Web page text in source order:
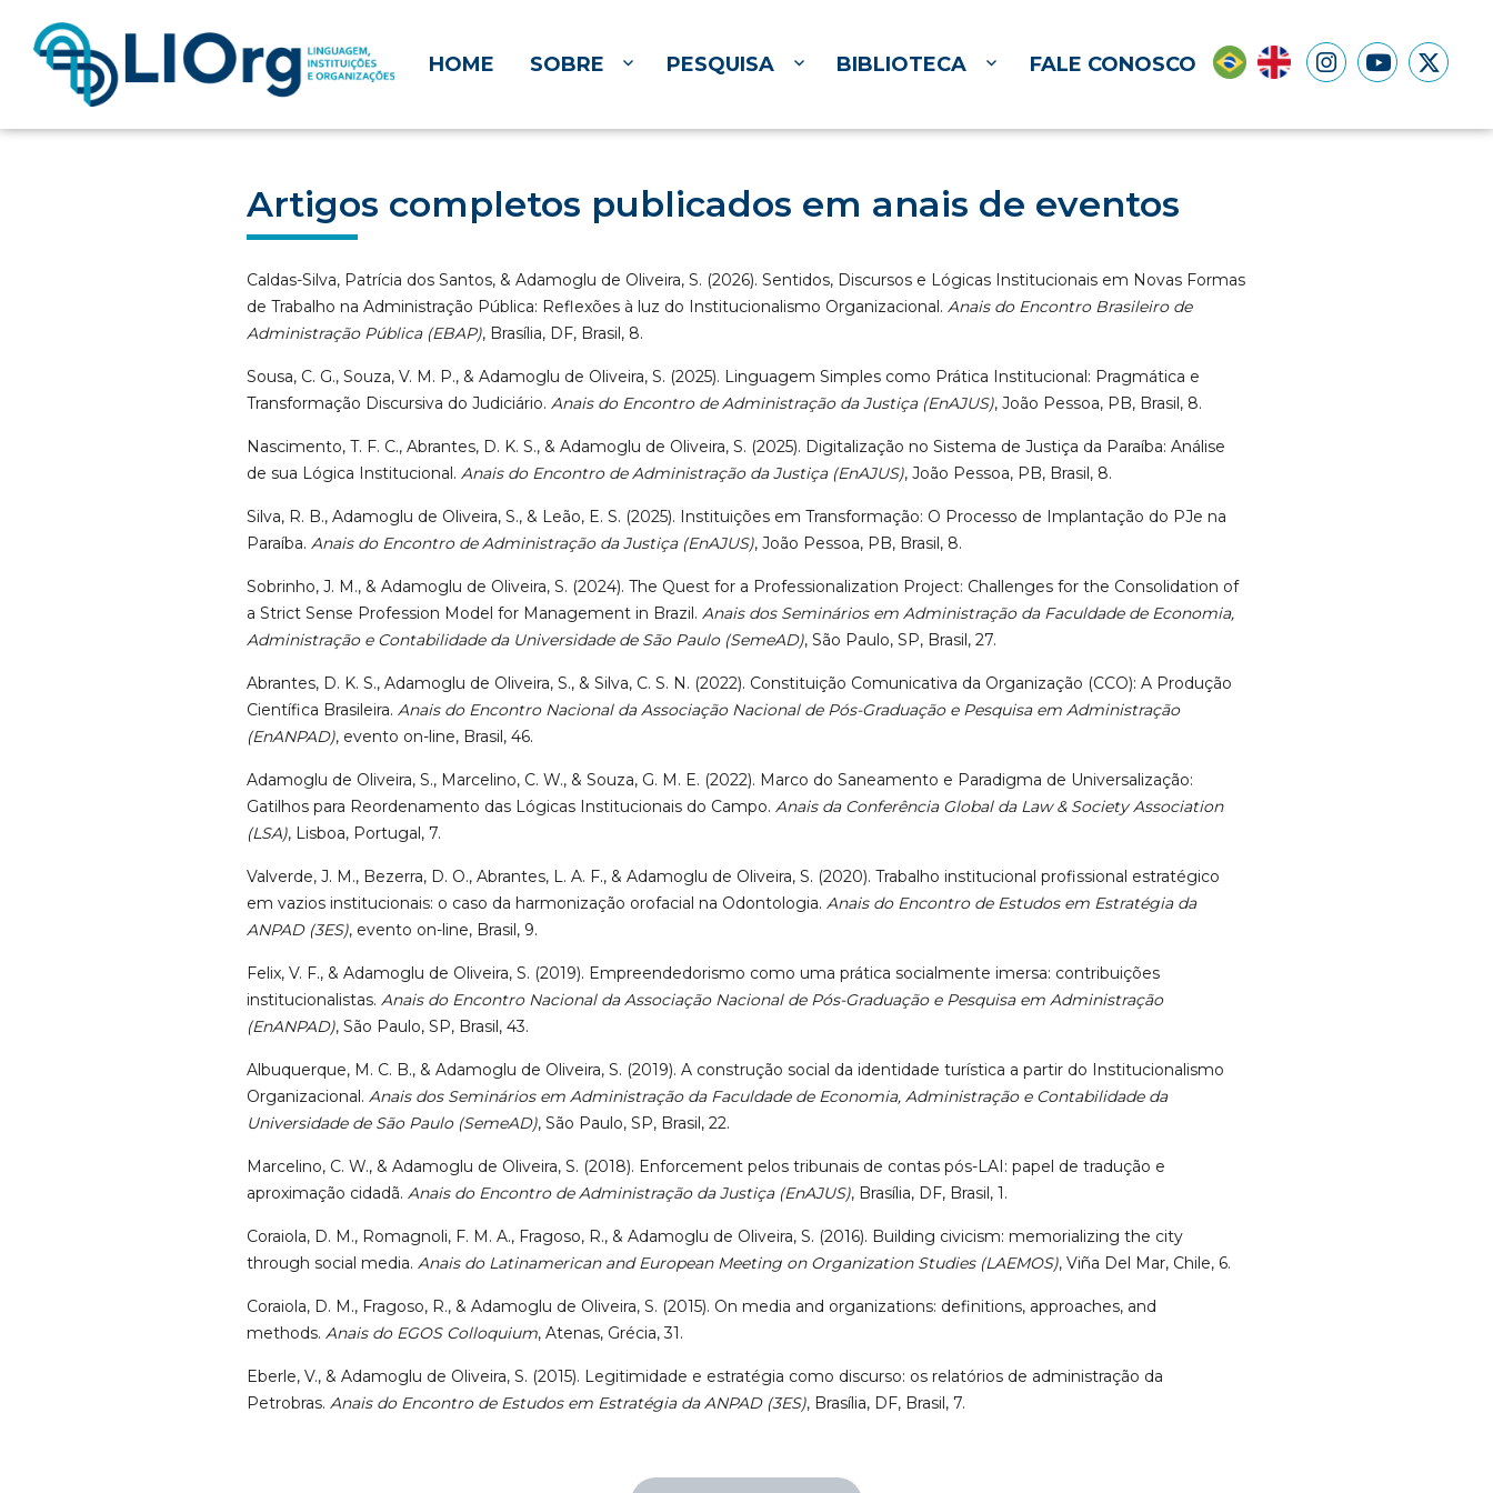
HOME SOBRE PESQUISA BIBLIOTECA FALE CONOSCO
Artigos completos publicados em anais de eventos
Caldas-Silva, Patrícia dos Santos, & Adamoglu de Oliveira, S. (2026). Sentidos, Discursos e Lógicas Institucionais em Novas Formas
de Trabalho na Administração Pública: Reflexões à luz do Institucionalismo Organizacional. Anais do Encontro Brasileiro de
Administração Pública (EBAP), Brasília, DF, Brasil, 8.
Sousa, C. G., Souza, V. M. P., & Adamoglu de Oliveira, S. (2025). Linguagem Simples como Prática Institucional: Pragmática e
Transformação Discursiva do Judiciário. Anais do Encontro de Administração da Justiça (EnAJUS), João Pessoa, PB, Brasil, 8.
Nascimento, T. F. C., Abrantes, D. K. S., & Adamoglu de Oliveira, S. (2025). Digitalização no Sistema de Justiça da Paraíba: Análise
de sua Lógica Institucional. Anais do Encontro de Administração da Justiça (EnAJUS), João Pessoa, PB, Brasil, 8.
Silva, R. B., Adamoglu de Oliveira, S., & Leão, E. S. (2025). Instituições em Transformação: O Processo de Implantação do PJe na
Paraíba. Anais do Encontro de Administração da Justiça (EnAJUS), João Pessoa, PB, Brasil, 8.
Sobrinho, J. M., & Adamoglu de Oliveira, S. (2024). The Quest for a Professionalization Project: Challenges for the Consolidation of
a Strict Sense Profession Model for Management in Brazil. Anais dos Seminários em Administração da Faculdade de Economia,
Administração e Contabilidade da Universidade de São Paulo (SemeAD), São Paulo, SP, Brasil, 27.
Abrantes, D. K. S., Adamoglu de Oliveira, S., & Silva, C. S. N. (2022). Constituição Comunicativa da Organização (CCO): A Produção
Científica Brasileira. Anais do Encontro Nacional da Associação Nacional de Pós-Graduação e Pesquisa em Administração
(EnANPAD), evento on-line, Brasil, 46.
Adamoglu de Oliveira, S., Marcelino, C. W., & Souza, G. M. E. (2022). Marco do Saneamento e Paradigma de Universalização:
Gatilhos para Reordenamento das Lógicas Institucionais do Campo. Anais da Conferência Global da Law & Society Association
(LSA), Lisboa, Portugal, 7.
Valverde, J. M., Bezerra, D. O., Abrantes, L. A. F., & Adamoglu de Oliveira, S. (2020). Trabalho institucional profissional estratégico
em vazios institucionais: o caso da harmonização orofacial na Odontologia. Anais do Encontro de Estudos em Estratégia da
ANPAD (3ES), evento on-line, Brasil, 9.
Felix, V. F., & Adamoglu de Oliveira, S. (2019). Empreendedorismo como uma prática socialmente imersa: contribuições
institucionalistas. Anais do Encontro Nacional da Associação Nacional de Pós-Graduação e Pesquisa em Administração
(EnANPAD), São Paulo, SP, Brasil, 43.
Albuquerque, M. C. B., & Adamoglu de Oliveira, S. (2019). A construção social da identidade turística a partir do Institucionalismo
Organizacional. Anais dos Seminários em Administração da Faculdade de Economia, Administração e Contabilidade da
Universidade de São Paulo (SemeAD), São Paulo, SP, Brasil, 22.
Marcelino, C. W., & Adamoglu de Oliveira, S. (2018). Enforcement pelos tribunais de contas pós-LAI: papel de tradução e
aproximação cidadã. Anais do Encontro de Administração da Justiça (EnAJUS), Brasília, DF, Brasil, 1.
Coraiola, D. M., Romagnoli, F. M. A., Fragoso, R., & Adamoglu de Oliveira, S. (2016). Building civicism: memorializing the city
through social media. Anais do Latinamerican and European Meeting on Organization Studies (LAEMOS), Viña Del Mar, Chile, 6.
Coraiola, D. M., Fragoso, R., & Adamoglu de Oliveira, S. (2015). On media and organizations: definitions, approaches, and
methods. Anais do EGOS Colloquium, Atenas, Grécia, 31.
Eberle, V., & Adamoglu de Oliveira, S. (2015). Legitimidade e estratégia como discurso: os relatórios de administração da
Petrobras. Anais do Encontro de Estudos em Estratégia da ANPAD (3ES), Brasília, DF, Brasil, 7.